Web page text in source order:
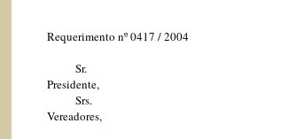
Requerimento nº 0417 / 2004
Sr.
Presidente,
Srs.
Vereadores,